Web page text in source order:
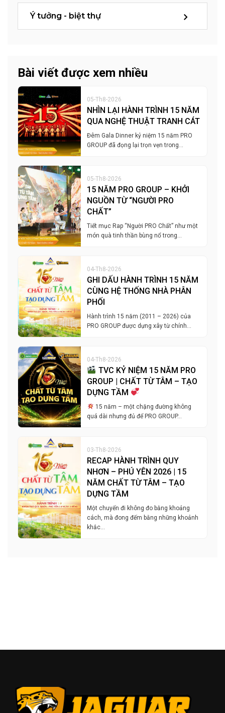
Ý tưởng - biệt thự
Bài viết được xem nhiều
05-Th8-2026
NHÌN LẠI HÀNH TRÌNH 15 NĂM
QUA NGHỆ THUẬT TRANH CÁT
Đêm Gala Dinner kỷ niệm 15 năm PRO
GROUP đã đọng lại trọn vẹn trong…
05-Th8-2026
15 NĂM PRO GROUP – KHỞI
NGUỒN TỪ “NGƯỜI PRO
CHẤT”
Tiết mục Rap “Người PRO Chất” như một
món quà tinh thần bùng nổ trong…
04-Th8-2026
GHI DẤU HÀNH TRÌNH 15 NĂM
CÙNG HỆ THỐNG NHÀ PHÂN
PHỐI
Hành trình 15 năm (2011 – 2026) của
PRO GROUP được dựng xây từ chính…
04-Th8-2026
TVC KỶ NIỆM 15 NĂM PRO
GROUP | CHẤT TỪ TÂM – TẠO
DỰNG TẦM
15 năm – một chặng đường không
quá dài nhưng đủ để PRO GROUP…
03-Th8-2026
RECAP HÀNH TRÌNH QUY
NHƠN – PHÚ YÊN 2026 | 15
NĂM CHẤT TỪ TÂM – TẠO
DỰNG TẦM
Một chuyến đi không đo bằng khoảng
cách, mà đong đếm bằng những khoảnh
khắc…